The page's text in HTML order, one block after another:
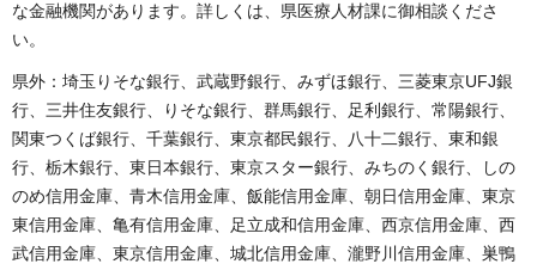
な金融機関があります。詳しくは、県医療人材課に御相談くださ
い。
県外：埼玉りそな銀行、武蔵野銀行、みずほ銀行、三菱東京UFJ銀
行、三井住友銀行、りそな銀行、群馬銀行、足利銀行、常陽銀行、
関東つくば銀行、千葉銀行、東京都民銀行、八十二銀行、東和銀
行、栃木銀行、東日本銀行、東京スター銀行、みちのく銀行、しの
のめ信用金庫、青木信用金庫、飯能信用金庫、朝日信用金庫、東京
東信用金庫、亀有信用金庫、足立成和信用金庫、西京信用金庫、西
武信用金庫、東京信用金庫、城北信用金庫、瀧野川信用金庫、巣鴨